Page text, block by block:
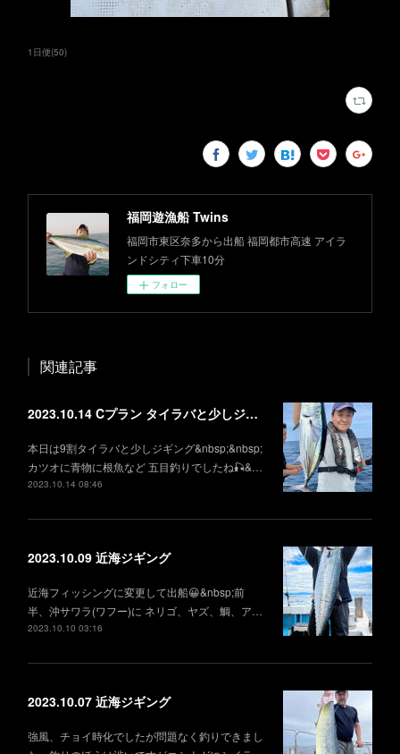
1日便(50)
福岡遊漁船 Twins
福岡市東区奈多から出船 福岡都市高速 アイラ
ンドシティ下車10分
フォロー
関連記事
2023.10.14 Cプラン タイラバと少しジギング
本日は9割タイラバと少しジギング&nbsp;&nbsp;
カツオに青物に根魚など 五目釣りでしたね🎣&…
2023.10.14 08:46
2023.10.09 近海ジギング
近海フィッシングに変更して出船😀&nbsp;前
半、沖サワラ(ワフー)に ネリゴ、ヤズ、鯛、ア…
2023.10.10 03:16
2023.10.07 近海ジギング
強風、チョイ時化でしたが問題なく釣りできまし